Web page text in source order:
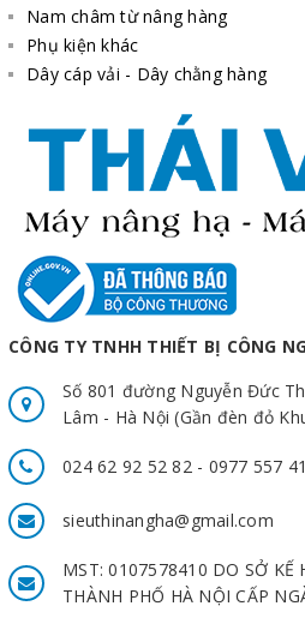
Nam châm từ nâng hàng
Phụ kiện khác
Dây cáp vải - Dây chằng hàng
CÔNG TY TNHH THIẾT BỊ CÔNG
Số 801 đường Nguyễn Đức
Lâm - Hà Nội (Gần đèn đỏ
024 62 92 52 82 - 0977 557
sieuthinangha@gmail.com
MST: 0107578410 DO SỞ KẾ
THÀNH PHỐ HÀ NỘI CẤP